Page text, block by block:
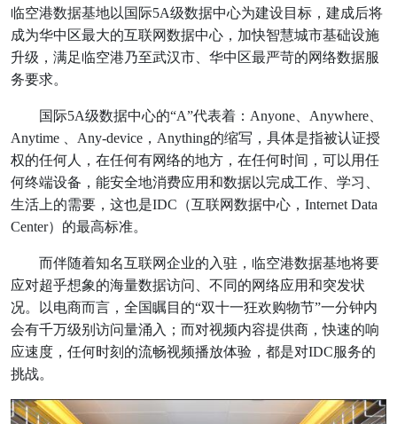
临空港数据基地以国际5A级数据中心为建设目标，建成后将
成为华中区最大的互联网数据中心，加快智慧城市基础设施
升级，满足临空港乃至武汉市、华中区最严苛的网络数据服
务要求。
国际5A级数据中心的“A”代表着：Anyone、Anywhere、
Anytime 、Any-device，Anything的缩写，具体是指被认证授
权的任何人，在任何有网络的地方，在任何时间，可以用任
何终端设备，能安全地消费应用和数据以完成工作、学习、
生活上的需要，这也是IDC（互联网数据中心，Internet Data
Center）的最高标准。
而伴随着知名互联网企业的入驻，临空港数据基地将要
应对超乎想象的海量数据访问、不同的网络应用和突发状
况。以电商而言，全国瞩目的“双十一狂欢购物节”一分钟内
会有千万级别访问量涌入；而对视频内容提供商，快速的响
应速度，任何时刻的流畅视频播放体验，都是对IDC服务的
挑战。